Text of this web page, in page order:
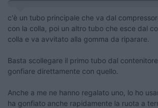
c'è un tubo principale che va dal
con la colla, poi un altro tubo che esce dal
colla e va avvitato alla gomma da riparare.
Basta scollegare il primo tubo dal
gonfiare direttamente con quello.
Anche a me ne hanno regalato uno, lo ho
ha gonfiato anche rapidamente la ruota a